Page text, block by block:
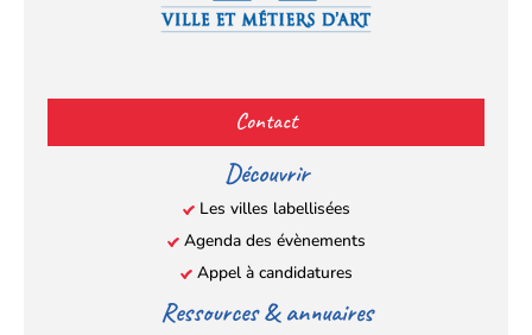
(s’ouvre
dans
un
nouvel
onglet)
(s’ouvre
dans
un
nouvel
onglet)
(s’ouvre
dans
un
nouvel
onglet)
(s’ouvre
un
nouvel
onglet)
Contact
Découvrir
Les villes labellisées
Agenda des évènements
Appel à candidatures
Ressources & annuaires